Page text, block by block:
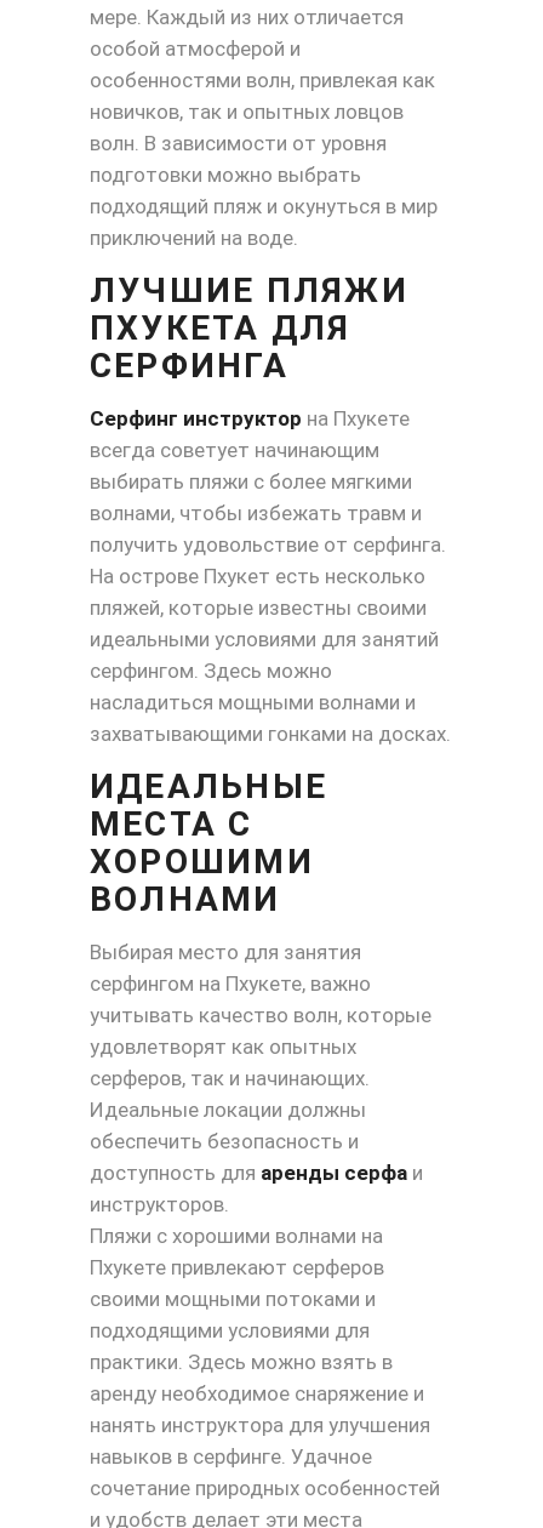
мере. Каждый из них отличается
особой атмосферой и
особенностями волн, привлекая как
новичков, так и опытных ловцов
волн. В зависимости от уровня
подготовки можно выбрать
подходящий пляж и окунуться в мир
приключений на воде.
ЛУЧШИЕ ПЛЯЖИ
ПХУКЕТА ДЛЯ
СЕРФИНГА
Серфинг инструктор на Пхукете
всегда советует начинающим
выбирать пляжи с более мягкими
волнами, чтобы избежать травм и
получить удовольствие от серфинга.
На острове Пхукет есть несколько
пляжей, которые известны своими
идеальными условиями для занятий
серфингом. Здесь можно
насладиться мощными волнами и
захватывающими гонками на досках.
ИДЕАЛЬНЫЕ
МЕСТА С
ХОРОШИМИ
ВОЛНАМИ
Выбирая место для занятия
серфингом на Пхукете, важно
учитывать качество волн, которые
удовлетворят как опытных
серферов, так и начинающих.
Идеальные локации должны
обеспечить безопасность и
доступность для аренды серфа и
инструкторов.
Пляжи с хорошими волнами на
Пхукете привлекают серферов
своими мощными потоками и
подходящими условиями для
практики. Здесь можно взять в
аренду необходимое снаряжение и
нанять инструктора для улучшения
навыков в серфинге. Удачное
сочетание природных особенностей
и удобств делает эти места